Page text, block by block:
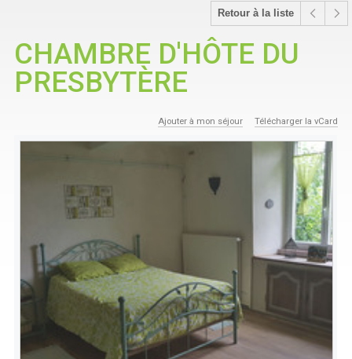
Retour à la liste
CHAMBRE D'HÔTE DU
PRESBYTÈRE
Ajouter à mon séjour Télécharger la vCard